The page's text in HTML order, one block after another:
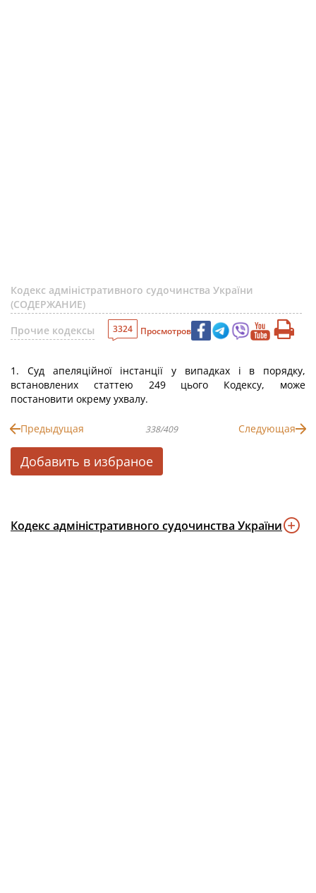
Кодекс адміністративного судочинства України
(СОДЕРЖАНИЕ)
Прочие кодексы
3324 Просмотров
1. Суд апеляційної інстанції у випадках і в порядку,
встановлених статтею 249 цього Кодексу, може
постановити окрему ухвалу.
Предыдущая 338/409 Следующая
Добавить в избраное
Кодекс адміністративного судочинства України